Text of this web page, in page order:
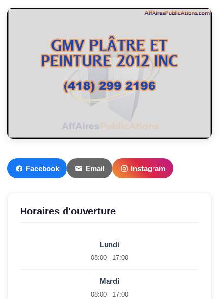
Facebook Email Instagram
Horaires d'ouverture
Lundi
08:00 - 17:00
Mardi
08:00 - 17:00